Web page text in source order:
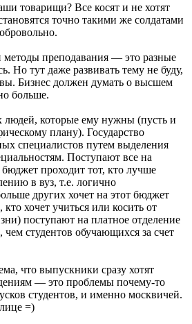
товарищи? Все косят и не хотят
точно такими же солдатами
методы преподавания — это разные
Но тут даже развивать тему не буду,
Бизнес должен думать о высшем
больше.
людей, которые ему нужны (пусть и
плану). Государство
специалистов путем выделения
Поступают все на
проходит тот, кто лучше
в вуз, т.е. логично
других хочет на этот бюджет
хочет учиться или косить от
поступают на платное отделение
чем студентов обучающихся за счет
что выпускники сразу хотят
— это проблемы почему-то
студентов, и именно москвичей.
=)